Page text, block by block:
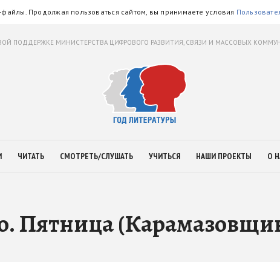
Продолжая пользоваться сайтом, вы принимаете условия
ПОДДЕРЖКЕ МИНИСТЕРСТВА ЦИФРОВОГО РАЗВИТИЯ, СВЯЗИ И МАССОВЫХ
ЧИТАТЬ СМОТРЕТЬ/СЛУШАТЬ УЧИТЬСЯ НАШИ ПРОЕКТЫ О
Пятница